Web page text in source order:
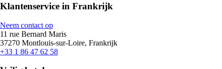
Klantenservice in Frankrijk
Neem contact op
11 rue Bernard Maris
37270 Montlouis-sur-Loire, Frankrijk
+33 1 86 47 62 58